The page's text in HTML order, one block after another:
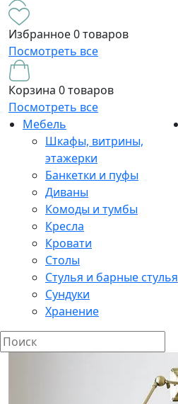
Избранное0 товаров
Посмотреть все
Корзина 0 товаров
Посмотреть все
Мебель
Шкафы, витрины,
этажерки
Банкетки и пуфы
Диваны
Комоды и тумбы
Кресла
Кровати
Столы
Стулья и барные стулья
Сундуки
Хранение